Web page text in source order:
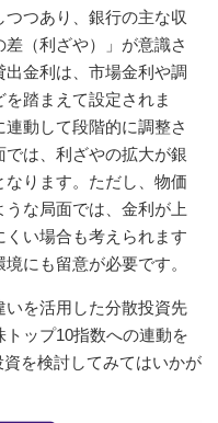
つあり、銀行の主な収
（利ざや）」が意識さ
金利は、市場金利や調
踏まえて設定されま
動して段階的に調整さ
は、利ざやの拡大が銀
ります。ただし、物価
な局面では、金利が上
い場合も考えられます
にも留意が必要です。
いを活用した分散投資先
ップ10指数への連動を
を検討してみてはいかが